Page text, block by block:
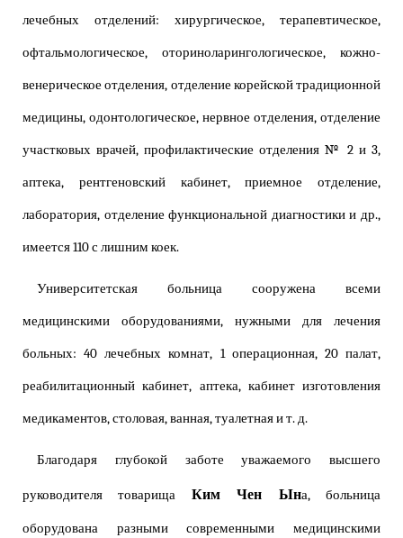
лечебных отделений: хирургическое, терапевтическое,
офтальмологическое, оториноларингологическое, кожно-
венерическое отделения, отделение корейской традиционной
медицины, одонтологическое, нервное отделения, отделение
участковых врачей, профилактические отделения № 2 и 3,
аптека, рентгеновский кабинет, приемное отделение,
лаборатория, отделение функциональной диагностики и др.,
имеется 110 с лишним коек.
Университетская больница сооружена всеми
медицинскими оборудованиями, нужными для лечения
больных: 40 лечебных комнат, 1 операционная, 20 палат,
реабилитационный кабинет, аптека, кабинет изготовления
медикаментов, столовая, ванная, туалетная и т. д.
Благодаря глубокой заботе уважаемого высшего
руководителя товарища Ким Чен Ына, больница
оборудована разными современными медицинскими